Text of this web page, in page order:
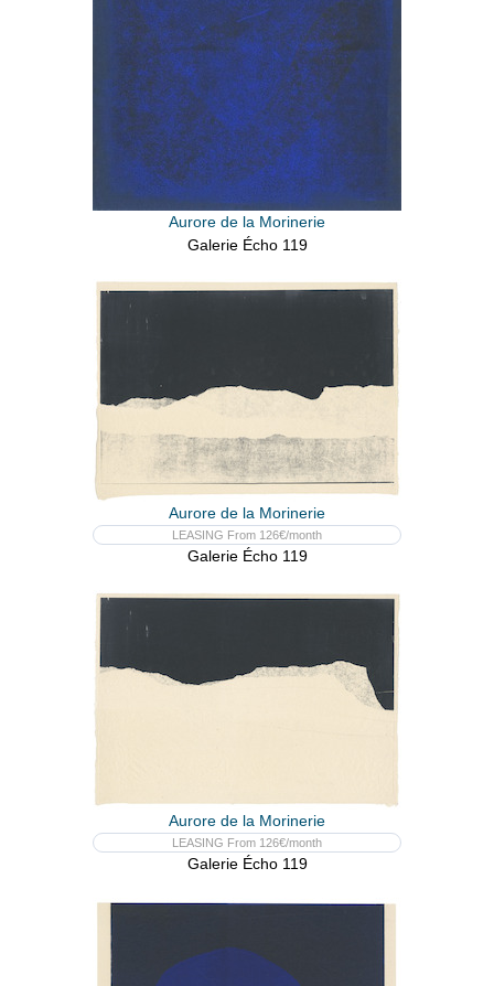
Aurore de la Morinerie
Galerie Écho 119
Aurore de la Morinerie
LEASING From 126€/month
Galerie Écho 119
Aurore de la Morinerie
LEASING From 126€/month
Galerie Écho 119